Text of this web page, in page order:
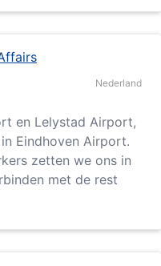
Nederland
en Lelystad Airport,
Eindhoven Airport.
zetten we ons in
met de rest